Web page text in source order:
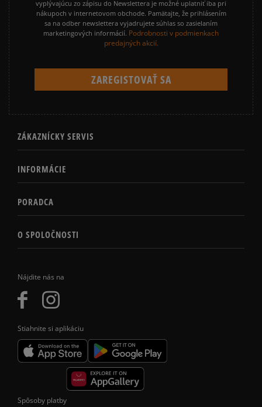
Nájdite nás na
Stiahnite si aplikáciu
vyplývajúcu zo zápisu do Newslettera je možné uplatniť iba pri
nákupoch v internetovom obchode. Pamätajte, že prihlásením
sa na odber newslettera vyjadrujete súhlas so zasielaním
marketingových informácií. Podrobnosti v podmienkach
predajných akcií.
ZÁKAZNÍCKY SERVIS
INFORMÁCIE
PORADCA
O SPOLOČNOSTI
Spôsoby platby